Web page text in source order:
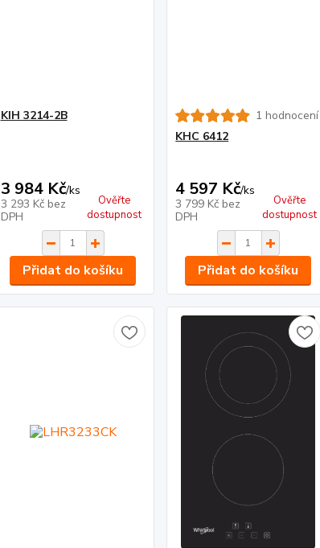
KIH 3214-2B
3 984 Kč/ks
3 293 Kč bez
DPH
Ověřte
dostupnost
Přidat do košíku
1 hodnocení
KHC 6412
4 597 Kč/ks
3 799 Kč bez
DPH
Ověřte
dostupnost
Přidat do košíku